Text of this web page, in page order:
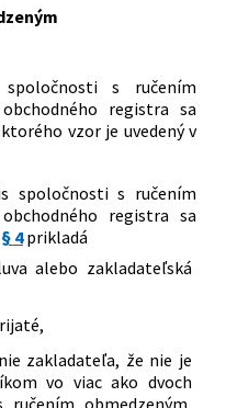
s ručením
registra sa
vzor je uvedený v
spoločnosti s ručením
registra sa
§ 4prikladá
alebo zakladateľská
zakladateľa, že nie je
vo viac ako dvoch
ručením obmedzeným,